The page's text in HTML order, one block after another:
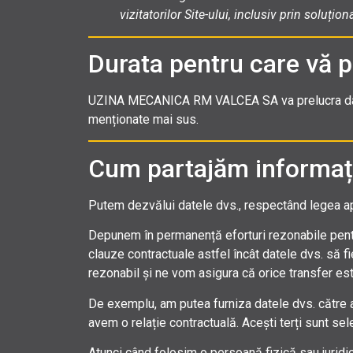
vizitatorilor Site-ului, inclusiv prin
Durata pentru care vă
UZINA MECANICA RM VALCEA SA va
menționate mai sus.
Cum partajăm
Putem dezvălui datele dvs., respectând legea
Depunem în permanență eforturi rezonabile
clauze contractuale astfel încât datele dvs. să
rezonabil și ne vom asigura că orice transfer
De exemplu, am putea furniza datele dvs.
avem o relație contractuală. Acești terți sunt